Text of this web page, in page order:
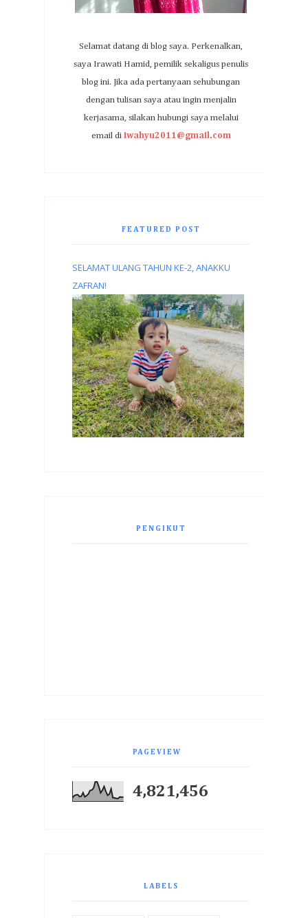
Selamat datang di blog saya. Perkenalkan,
saya Irawati Hamid, pemilik sekaligus penulis
blog ini. Jika ada pertanyaan sehubungan
dengan tulisan saya atau ingin menjalin
kerjasama, silakan hubungi saya melalui
email di iwahyu2011@gmail.com
FEATURED POST
SELAMAT ULANG TAHUN KE-2, ANAKKU
ZAFRAN!
PENGIKUT
PAGEVIEW
4,821,456
LABELS